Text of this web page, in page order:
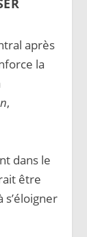
après
la
,
dans le
être